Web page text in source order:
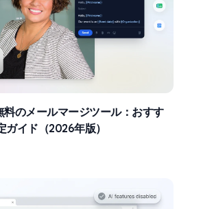
のメールマージツール：おすす
ガイド（2026年版）